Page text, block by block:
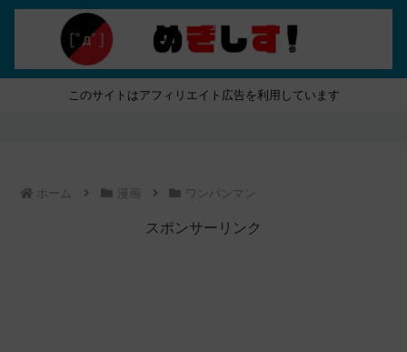
このサイトはアフィリエイト広告を利用しています
ホーム 漫画 ワンパンマン
スポンサーリンク